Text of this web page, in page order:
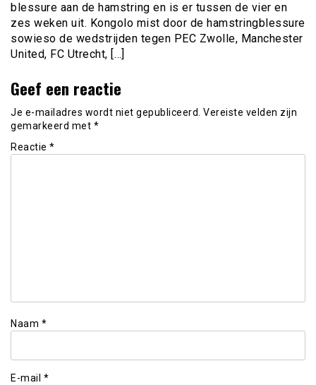
blessure aan de hamstring en is er tussen de vier en
zes weken uit. Kongolo mist door de hamstringblessure
sowieso de wedstrijden tegen PEC Zwolle, Manchester
United, FC Utrecht, […]
Geef een reactie
Je e-mailadres wordt niet gepubliceerd. Vereiste velden zijn
gemarkeerd met *
Reactie *
Naam *
E-mail *